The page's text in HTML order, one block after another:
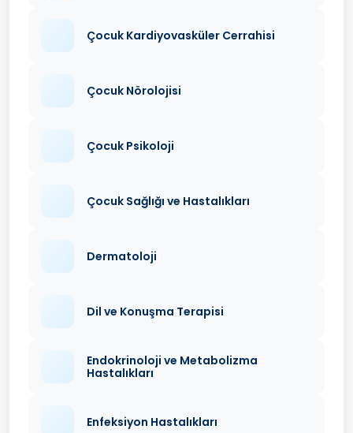
Çocuk Kardiyovasküler Cerrahisi
Çocuk Nörolojisi
Çocuk Psikoloji
Çocuk Sağlığı ve Hastalıkları
Dermatoloji
Dil ve Konuşma Terapisi
Endokrinoloji ve Metabolizma
Hastalıkları
Enfeksiyon Hastalıkları